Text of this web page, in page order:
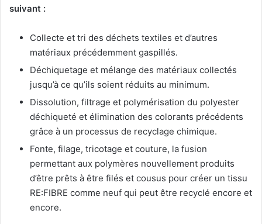
suivant :
Collecte et tri des déchets textiles et d’autres
matériaux précédemment gaspillés.
Déchiquetage et mélange des matériaux collectés
jusqu’à ce qu’ils soient réduits au minimum.
Dissolution, filtrage et polymérisation du polyester
déchiqueté et élimination des colorants précédents
grâce à un processus de recyclage chimique.
Fonte, filage, tricotage et couture, la fusion
permettant aux polymères nouvellement produits
d’être prêts à être filés et cousus pour créer un tissu
RE:FIBRE comme neuf qui peut être recyclé encore et
encore.